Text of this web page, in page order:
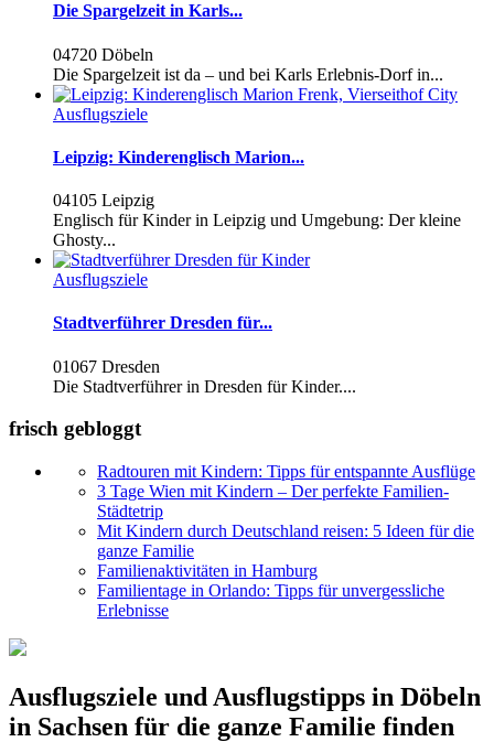
Die Spargelzeit in Karls...
04720 Döbeln
Die Spargelzeit ist da – und bei Karls Erlebnis-Dorf in...
Ausflugsziele
Leipzig: Kinderenglisch Marion...
04105 Leipzig
Englisch für Kinder in Leipzig und Umgebung: Der kleine
Ghosty...
Ausflugsziele
Stadtverführer Dresden für...
01067 Dresden
Die Stadtverführer in Dresden für Kinder....
frisch gebloggt
Radtouren mit Kindern: Tipps für entspannte Ausflüge
3 Tage Wien mit Kindern – Der perfekte Familien-
Städtetrip
Mit Kindern durch Deutschland reisen: 5 Ideen für die
ganze Familie
Familienaktivitäten in Hamburg
Familientage in Orlando: Tipps für unvergessliche
Erlebnisse
Ausflugsziele und Ausflugstipps in Döbeln
in Sachsen für die ganze Familie finden